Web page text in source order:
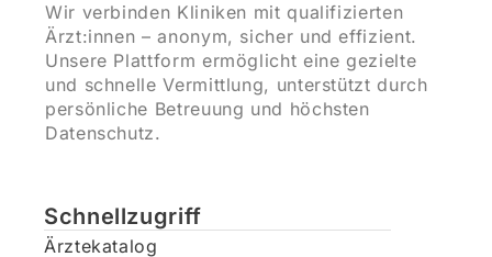
Wir verbinden Kliniken mit qualifizierten
Ärzt:innen – anonym, sicher und effizient.
Unsere Plattform ermöglicht eine gezielte
und schnelle Vermittlung, unterstützt durch
persönliche Betreuung und höchsten
Datenschutz.
Schnellzugriff
Ärztekatalog